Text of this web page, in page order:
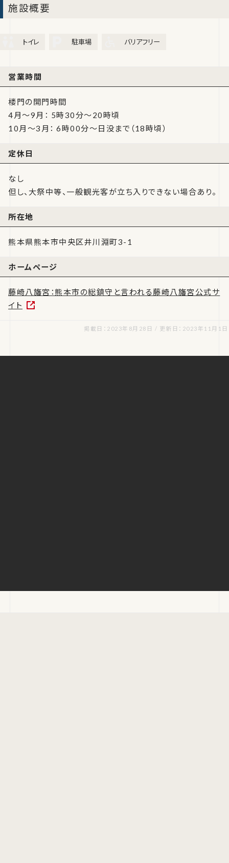
施設概要
トイレ 駐車場 バリアフリー
営業時間
楼門の開門時間
4月～9月： 5時30分～20時頃
10月～3月： 6時00分～日没まで（18時頃）
定休日
なし
但し、大祭中等、一般観光客が立ち入りできない場合あり。
所在地
熊本県熊本市中央区井川淵町3-1
ホームページ
藤崎八旛宮：熊本市の総鎮守と言われる藤崎八旛宮公式サ
イト
掲載日：2023年8月28日 / 更新日：2023年11月1日